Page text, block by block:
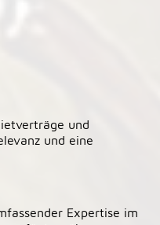
und
und eine
Expertise im